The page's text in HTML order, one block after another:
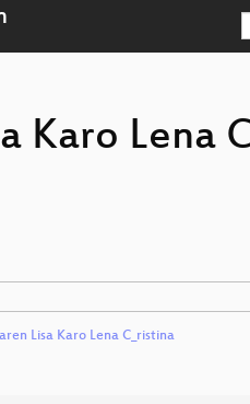
Karo Lena
Lisa Karo Lena C_ristina